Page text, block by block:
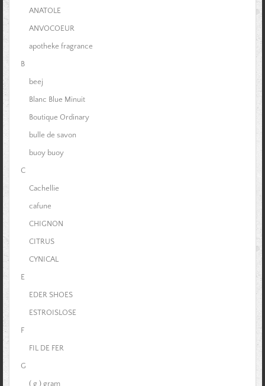
ANATOLE
ANVOCOEUR
apotheke fragrance
B
beej
Blanc Blue Minuit
Boutique Ordinary
bulle de savon
buoy buoy
C
Cachellie
cafune
CHIGNON
CITRUS
CYNICAL
E
EDER SHOES
ESTROISLOSE
F
FIL DE FER
G
( g ) gram